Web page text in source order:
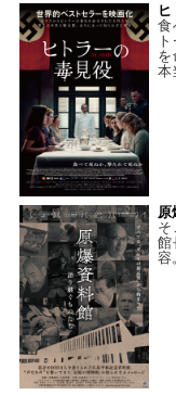
食
を
本
原
そ
館
容